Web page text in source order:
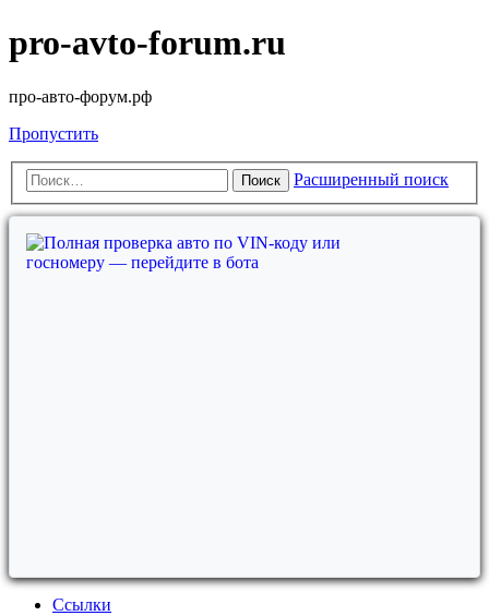
pro-avto-forum.ru
про-авто-форум.рф
Пропустить
Поиск Расширенный поиск
Ссылки